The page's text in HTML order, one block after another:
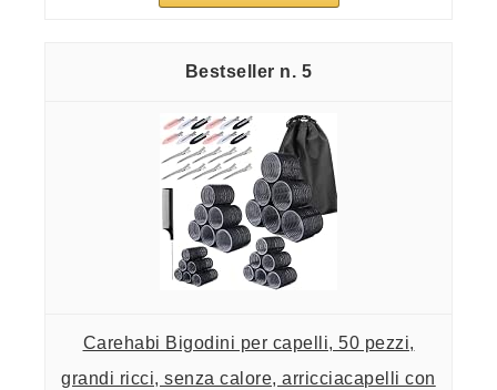
5
Carehabi Bigodini per capelli, 50 pezzi,
grandi ricci, senza calore, arricciacapelli con